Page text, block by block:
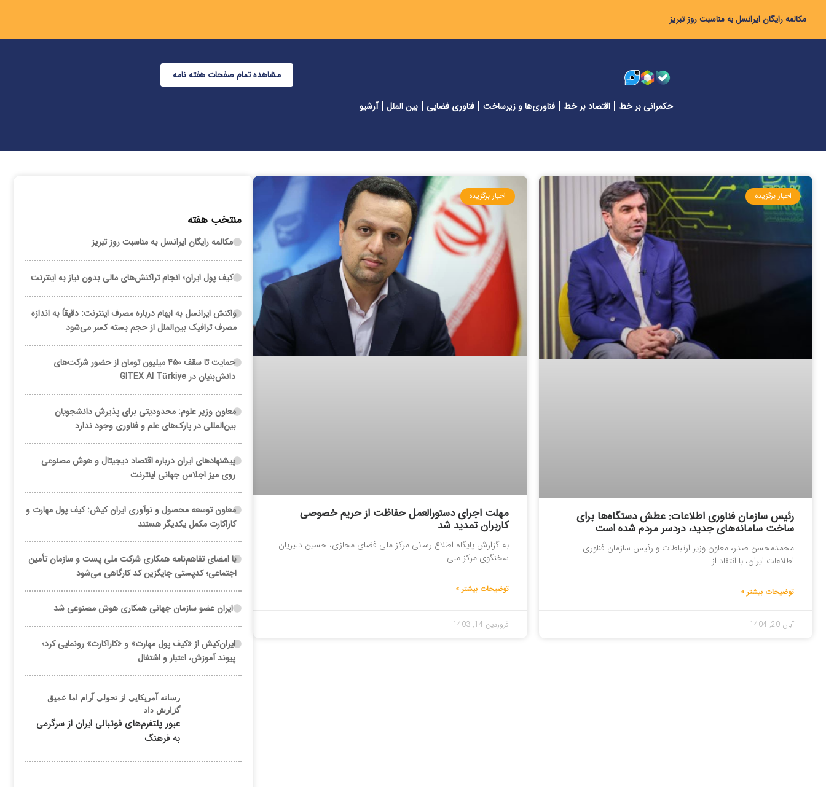
مکالمه رایگان ایرانسل به مناسبت روز تبریز
مشاهده تمام صفحات هفته نامه
حکمرانی بر خط اقتصاد بر خط فناوری‌ها و زیرساخت فناوری فضایی بین الملل آرشیو
اخبار برگزیده
رئیس سازمان فناوری اطلاعات: عطش دستگاه‌ها برای
ساخت سامانه‌های جدید، دردسر مردم شده است
محمدمحسن صدر، معاون وزیر ارتباطات و رئیس سازمان فناوری
اطلاعات ایران، با انتقاد از
توضیحات بیشتر »
آبان 20, 1404
اخبار برگزیده
مهلت اجرای دستورالعمل حفاظت از حریم خصوصی
کاربران تمدید شد
به گزارش پایگاه اطلاع رسانی مرکز ملی فضای مجازی، حسین دلیریان
سخنگوی مرکز ملی
توضیحات بیشتر »
فروردین 14, 1403
منتخب هفته
مکالمه رایگان ایرانسل به مناسبت روز تبریز
کیف پول ایران؛ انجام تراکنش‌های مالی بدون نیاز به اینترنت
واکنش ایرانسل به ابهام درباره مصرف اینترنت: دقیقاً به اندازه
مصرف ترافیک بین‌الملل از حجم بسته کسر می‌شود
حمایت تا سقف ۴۵۰ میلیون تومان از حضور شرکت‌های
دانش‌بنیان در GITEX AI Türkiye
معاون وزیر علوم: محدودیتی برای پذیرش دانشجویان
بین‌المللی در پارک‌های علم و فناوری وجود ندارد
پیشنهادهای ایران درباره اقتصاد دیجیتال و هوش مصنوعی
روی میز اجلاس جهانی اینترنت
معاون توسعه محصول و نوآوری ایران کیش: کیف پول مهارت و
کاراکارت مکمل یکدیگر هستند
با امضای تفاهم‌نامه همکاری شرکت ملی پست و سازمان تأمین
اجتماعی؛ کدپستی جایگزین کد کارگاهی می‌شود
ایران عضو سازمان جهانی همکاری هوش مصنوعی شد
ایران‌کیش از «کیف پول مهارت» و «کاراکارت» رونمایی کرد؛
پیوند آموزش، اعتبار و اشتغال
رسانه آمریکایی از تحولی آرام اما عمیق
گزارش داد
عبور پلتفرم‌های فوتبالی ایران از سرگرمی
به فرهنگ